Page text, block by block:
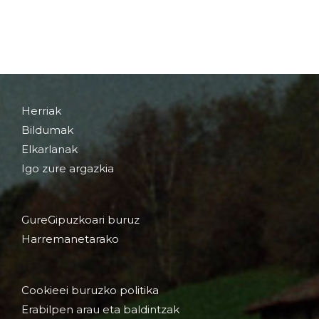
Herriak
Bildumak
Elkarlanak
Igo zure argazkia
GureGipuzkoari buruz
Harremanetarako
Cookieei buruzko politika
Erabilpen arau eta baldintzak